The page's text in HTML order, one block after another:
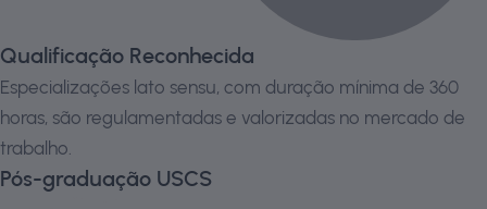
Qualificação Reconhecida
Especializações lato sensu, com duração mínima de 360
horas, são regulamentadas e valorizadas no mercado de
trabalho.
Pós-graduação USCS